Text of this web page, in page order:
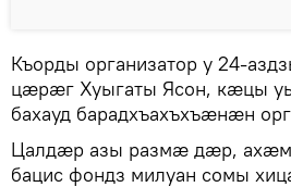
Къорды организатор у 24-
цӕрӕг Хуыгаты Ясон, кӕцы
бахауд барадхъахъхъӕнӕн
Цалдӕр азы размӕ дӕр,
бацис фондз милуан сомы